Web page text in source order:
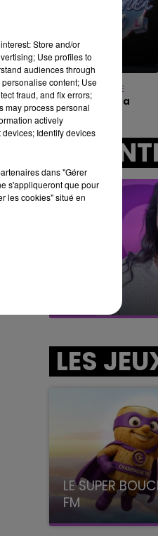
KATSEYE
Gabriela
A
LES
LE SUPER
FM
avec La Famille
Store and/or
Use profiles to
audiences through
content; Use
fraud, and fix errors;
may process personal
actively
Identify devices
dans "Gérer
s'appliqueront que pour
les cookies" situé en